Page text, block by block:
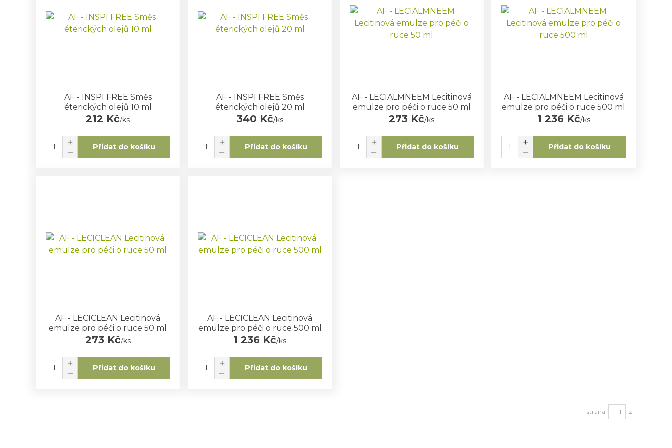
AF - INSPI FREE Směs
éterických olejů 10 ml
212 Kč/ks
Přidat do košíku
AF - INSPI FREE Směs
éterických olejů 20 ml
340 Kč/ks
Přidat do košíku
AF - LECIALMNEEM Lecitinová
emulze pro péči o ruce 50 ml
273 Kč/ks
Přidat do košíku
AF - LECIALMNEEM Lecitinová
emulze pro péči o ruce 500 ml
1 236 Kč/ks
Přidat do košíku
AF - LECICLEAN Lecitinová
emulze pro péči o ruce 50 ml
273 Kč/ks
Přidat do košíku
AF - LECICLEAN Lecitinová
emulze pro péči o ruce 500 ml
1 236 Kč/ks
Přidat do košíku
strana z 1